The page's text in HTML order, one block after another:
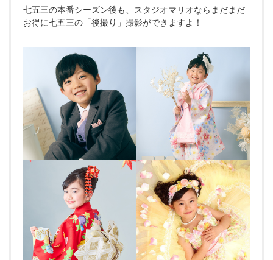
七五三の本番シーズン後も、スタジオマリオならまだまだ
お得に七五三の「後撮り」撮影ができますよ！